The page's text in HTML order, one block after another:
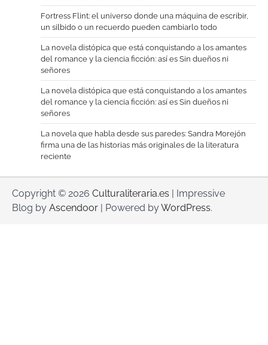
Fortress Flint: el universo donde una máquina de escribir,
un silbido o un recuerdo pueden cambiarlo todo
La novela distópica que está conquistando a los amantes
del romance y la ciencia ficción: así es Sin dueños ni
señores
La novela distópica que está conquistando a los amantes
del romance y la ciencia ficción: así es Sin dueños ni
señores
La novela que habla desde sus paredes: Sandra Morejón
firma una de las historias más originales de la literatura
reciente
Copyright © 2026 Culturaliteraria.es | Impressive
Blog by Ascendoor | Powered byWordPress.